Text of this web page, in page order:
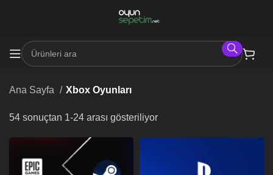
Ana Sayfa Xbox Oyunları
54 sonuçtan 1-24 arası gösteriliyor